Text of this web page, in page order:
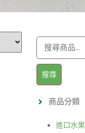
搜尋
商品分類
進口水果